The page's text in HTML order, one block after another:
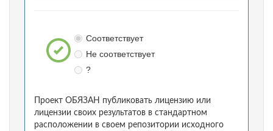
Соответствует
Не соответствует
?
Проект ОБЯЗАН публиковать лицензию или
лицензии своих результатов в стандартном
расположении в своем репозитории исходного